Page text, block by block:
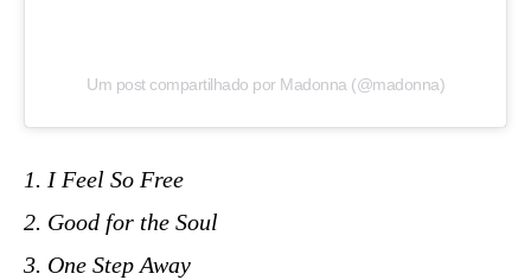
Um post compartilhado por Madonna (@madonna)
1. I Feel So Free
2. Good for the Soul
3. One Step Away